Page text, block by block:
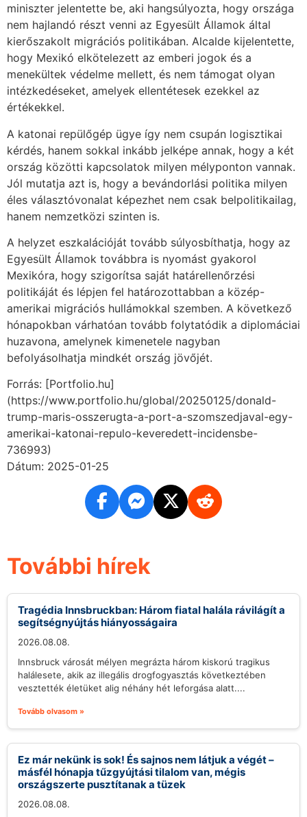
miniszter jelentette be, aki hangsúlyozta, hogy országa
nem hajlandó részt venni az Egyesült Államok által
kierőszakolt migrációs politikában. Alcalde kijelentette,
hogy Mexikó elkötelezett az emberi jogok és a
menekültek védelme mellett, és nem támogat olyan
intézkedéseket, amelyek ellentétesek ezekkel az
értékekkel.
A katonai repülőgép ügye így nem csupán logisztikai
kérdés, hanem sokkal inkább jelképe annak, hogy a két
ország közötti kapcsolatok milyen mélyponton vannak.
Jól mutatja azt is, hogy a bevándorlási politika milyen
éles választóvonalat képezhet nem csak belpolitikailag,
hanem nemzetközi szinten is.
A helyzet eszkalációját tovább súlyosbíthatja, hogy az
Egyesült Államok továbbra is nyomást gyakorol
Mexikóra, hogy szigorítsa saját határellenőrzési
politikáját és lépjen fel határozottabban a közép-
amerikai migrációs hullámokkal szemben. A következő
hónapokban várhatóan tovább folytatódik a diplomáciai
huzavona, amelynek kimenetele nagyban
befolyásolhatja mindkét ország jövőjét.
Forrás: [Portfolio.hu]
(https://www.portfolio.hu/global/20250125/donald-
trump-maris-osszerugta-a-port-a-szomszedjaval-egy-
amerikai-katonai-repulo-keveredett-incidensbe-
736993)
Dátum: 2025-01-25
További hírek
Tragédia Innsbruckban: Három fiatal halála rávilágít a
segítségnyújtás hiányosságaira
2026.08.08.
Innsbruck városát mélyen megrázta három kiskorú tragikus
halálesete, akik az illegális drogfogyasztás következtében
vesztették életüket alig néhány hét leforgása alatt....
Tovább olvasom »
Ez már nekünk is sok! És sajnos nem látjuk a végét –
másfél hónapja tűzgyújtási tilalom van, mégis
országszerte pusztítanak a tüzek
2026.08.08.